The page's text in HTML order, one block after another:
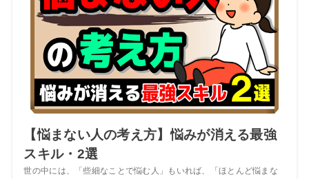
【悩まない人の考え方】悩みが消える最強
スキル・2選
世の中には、「些細なことで悩む人」もいれば、「ほとんど悩まな